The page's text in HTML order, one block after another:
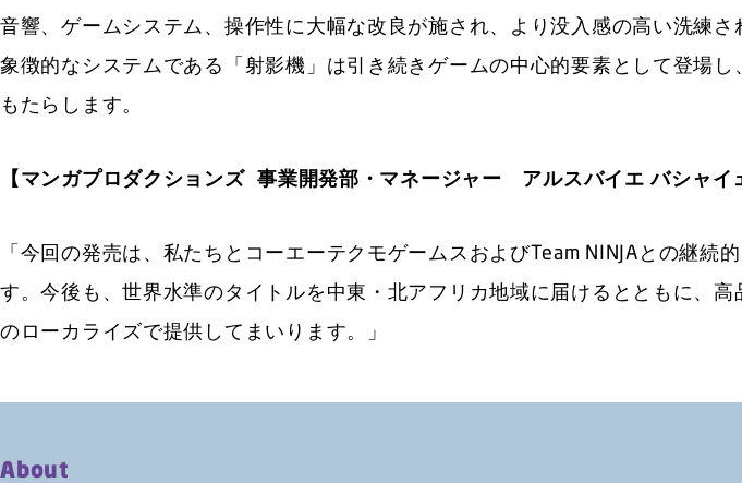
音響、ゲームシステム、操作性に大幅な改良が施され、より没入感の高い洗練
象徴的なシステムである「射影機」は引き続きゲームの中心的要素として登場
もたらします。
【マンガプロダクションズ 事業開発部・マネージャー アルスバイエ バシャイ
「今回の発売は、私たちとコーエーテクモゲームスおよびTeam NINJAとの継続
す。今後も、世界水準のタイトルを中東・北アフリカ地域に届けるとともに、
のローカライズで提供してまいります。」
About